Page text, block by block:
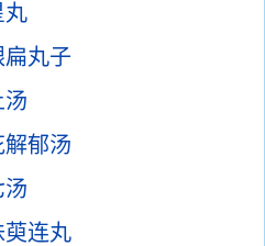
丸
扁丸子
汤
解郁汤
汤
萸连丸